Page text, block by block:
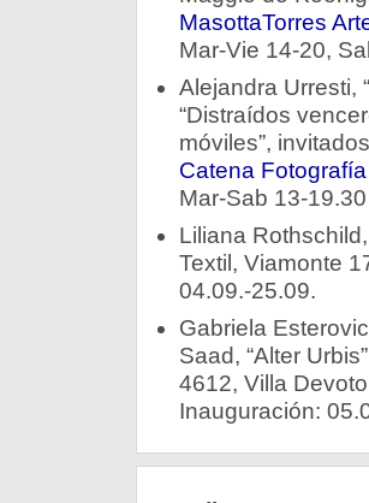
MasottaTorres
Mar-Vie 14-20,
Alejandra Urresti,
“Distraídos
móviles”,
Catena
Mar-Sab 13-
Liliana
Textil, Viamonte
04.09.-25.09.
Gabriela
Saad, “Alter
4612, Villa
Inauguración: